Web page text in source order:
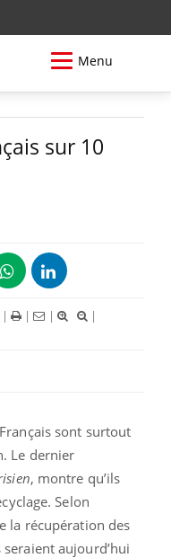
Menu
sur 10
| | |
|
sont surtout
Le dernier
, montre qu’ils
Selon
la récupération des
aujourd’hui